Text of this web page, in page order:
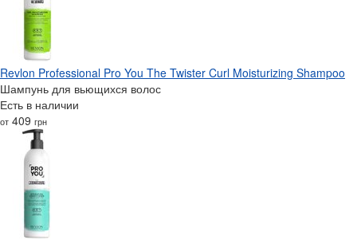
Revlon Professional Pro You The Twister Curl Moisturizing Shampoo
Шампунь для вьющихся волос
Есть в наличии
от 409 грн